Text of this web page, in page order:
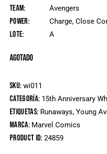
Team Avengers
Power Charge, Close
Lote A
Agotado
SKU: wi011
Categoría: 15th Anniversary
Etiquetas: Runaways, Young
Marca: Marvel Comics
Product ID:24859